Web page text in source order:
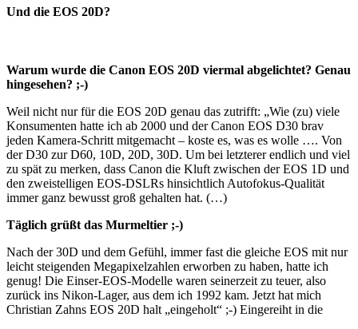
Und die EOS 20D?
Warum wurde die Canon EOS 20D viermal abgelichtet? Genau
hingesehen? ;-)
Weil nicht nur für die EOS 20D genau das zutrifft: „Wie (zu) viele
Konsumenten hatte ich ab 2000 und der Canon EOS D30 brav
jeden Kamera-Schritt mitgemacht – koste es, was es wolle …. Von
der D30 zur D60, 10D, 20D, 30D. Um bei letzterer endlich und viel
zu spät zu merken, dass Canon die Kluft zwischen der EOS 1D und
den zweistelligen EOS-DSLRs hinsichtlich Autofokus-Qualität
immer ganz bewusst groß gehalten hat. (…)
Täglich grüßt das Murmeltier ;-)
Nach der 30D und dem Gefühl, immer fast die gleiche EOS mit nur
leicht steigenden Megapixelzahlen erworben zu haben, hatte ich
genug! Die Einser-EOS-Modelle waren seinerzeit zu teuer, also
zurück ins Nikon-Lager, aus dem ich 1992 kam. Jetzt hat mich
Christian Zahns EOS 20D halt „eingeholt“ ;-) Eingereiht in die